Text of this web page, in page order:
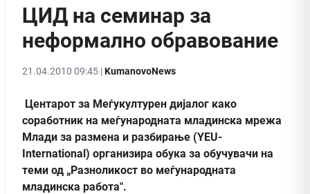
ЦИД на семинар за
неформално обравование
21.04.2010 09:45 |KumanovoNews
Центарот за Меѓукултурен дијалог како
соработник на меѓународната младинска мрежа
Млади за размена и разбирање (YEU-
International) организира обука за обучувачи на
теми од „Разноликост во меѓународната
младинска работа".